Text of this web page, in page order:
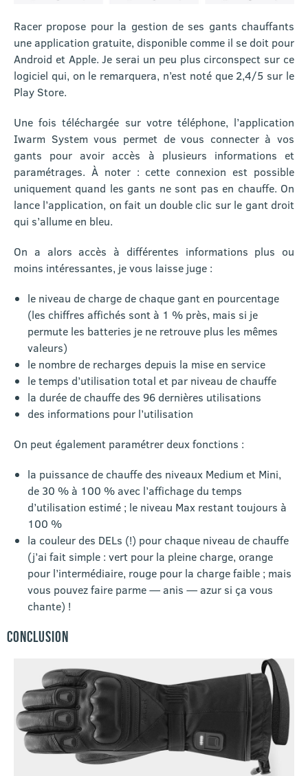
Racer propose pour la gestion de ses gants chauffants
une application gratuite, disponible comme il se doit pour
Android et Apple. Je serai un peu plus circonspect sur ce
logiciel qui, on le remarquera, n’est noté que 2,4/5 sur le
Play Store.
Une fois téléchargée sur votre téléphone, l’application
Iwarm System vous permet de vous connecter à vos
gants pour avoir accès à plusieurs informations et
paramétrages. À noter : cette connexion est possible
uniquement quand les gants ne sont pas en chauffe. On
lance l’application, on fait un double clic sur le gant droit
qui s’allume en bleu.
On a alors accès à différentes informations plus ou
moins intéressantes, je vous laisse juge :
le niveau de charge de chaque gant en pourcentage
(les chiffres affichés sont à 1 % près, mais si je
permute les batteries je ne retrouve plus les mêmes
valeurs)
le nombre de recharges depuis la mise en service
le temps d’utilisation total et par niveau de chauffe
la durée de chauffe des 96 dernières utilisations
des informations pour l’utilisation
On peut également paramétrer deux fonctions :
la puissance de chauffe des niveaux Medium et Mini,
de 30 % à 100 % avec l’affichage du temps
d’utilisation estimé ; le niveau Max restant toujours à
100 %
la couleur des DELs (!) pour chaque niveau de chauffe
(j’ai fait simple : vert pour la pleine charge, orange
pour l’intermédiaire, rouge pour la charge faible ; mais
vous pouvez faire parme — anis — azur si ça vous
chante) !
CONCLUSION